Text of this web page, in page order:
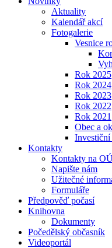
Aktuality
Kalendář akcí
Fotogalerie
Vesnice
Rok 2025
Rok 2024
Rok 2023
Rok 2022
Rok 2021
Obec a
Investiční
Kontakty
Kontakty na
Napište nám
Užitečné
Formuláře
Předpověď počasí
Knihovna
Dokumenty
Počedělský občasník
Videoportál